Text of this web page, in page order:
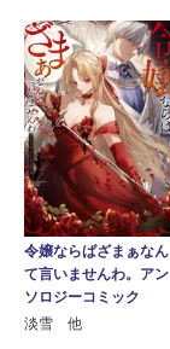
令嬢ならばざまぁなん
て言いませんわ。アン
ソロジーコミック
淡雪 他